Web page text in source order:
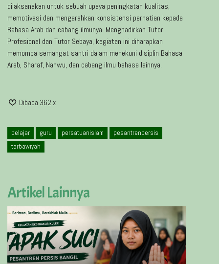
dilaksanakan untuk sebuah upaya peningkatan kualitas,
memotivasi dan mengarahkan konsistensi perhatian kepada
Bahasa Arab dan cabang ilmunya. Menghadirkan Tutor
Profesional dan Tutor Sebaya, kegiatan ini diharapkan
memompa semangat santri dalam menekuni disiplin Bahasa
Arab, Sharaf, Nahwu, dan cabang ilmu bahasa lainnya.
Dibaca 362 x
belajar guru persatuanislam
pesantrenpersis
tarbawiyah
Artikel Lainnya